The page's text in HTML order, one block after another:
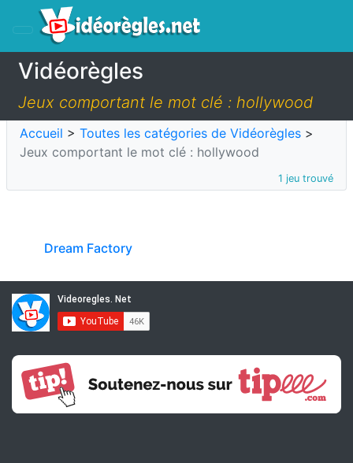
Vidéorègles
Jeux comportant le mot clé : hollywood
Accueil > Toutes les catégories de Vidéorègles >
Jeux comportant le mot clé : hollywood
1 jeu trouvé
Dream Factory